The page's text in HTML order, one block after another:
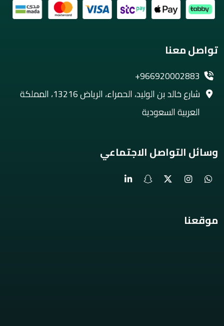
تواصل معنا
+966920002883
شارع خالد بن الوليد، الحمراء، الرياض 13216، المملكة
العربية السعودية
وسائل التواصل الاجتماعي
موقعنا